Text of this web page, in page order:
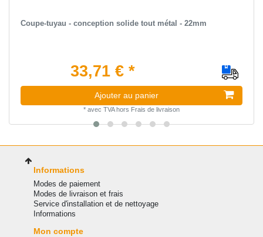
Coupe-tuyau - conception solide tout métal - 22mm
33,71 € *
Ajouter au panier
* avec TVAhors Frais de livraison
Informations
Modes de paiement
Modes de livraison et frais
Service d'installation et de nettoyage
Informations
Mon compte